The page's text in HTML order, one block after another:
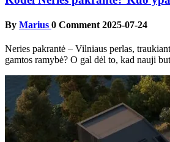
By Marius 0 Comment 2025-07-24
Neries pakrantė – Vilniaus perlas,
gamtos ramybė? O gal dėl to, kad nauji